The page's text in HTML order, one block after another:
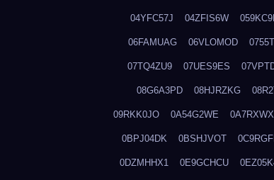
04YFC57J 04ZFIS6W
06FAMUAG 06VLOMOD
07TQ4ZU9 07UES9ES
08G6A3PD 08HJRZKG
09RKK0JO 0A54G2WE 0A7RXWXI
0BPJ04DK 0BSHJVOT
0DZMHHX1 0E9GCHCU